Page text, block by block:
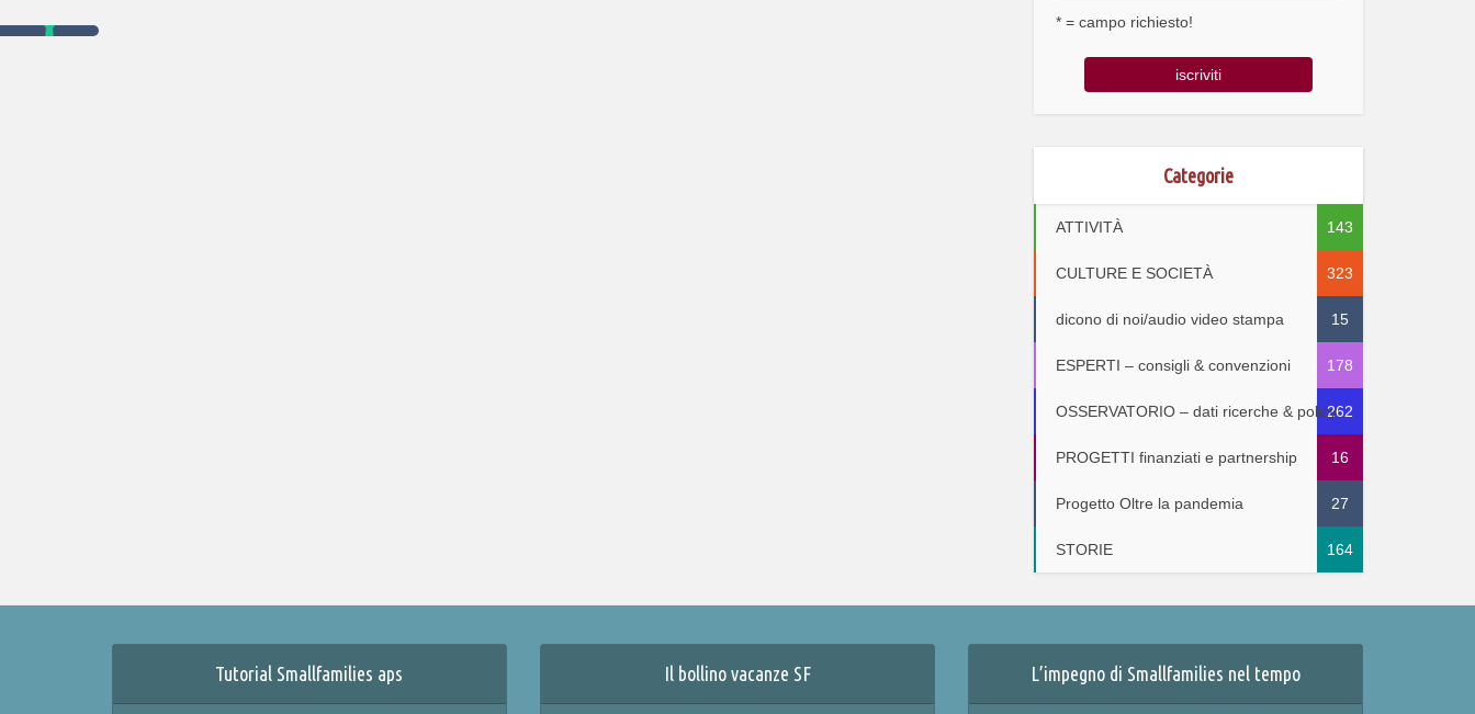
* = campo richiesto!
Categorie
ATTIVITÀ 143
CULTURE E SOCIETÀ 323
dicono di noi/audio video stampa 15
ESPERTI – consigli & convenzioni 178
OSSERVATORIO – dati ricerche & policy262
PROGETTI finanziati e partnership 16
Progetto Oltre la pandemia 27
STORIE 164
Tutorial Smallfamilies aps Il bollino vacanze SF L’impegno di Smallfamilies nel tempo